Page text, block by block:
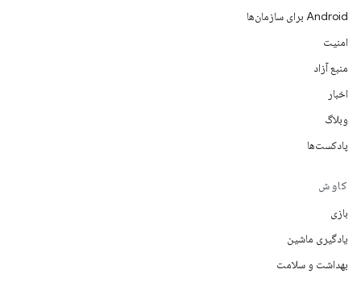
Android برای سازمان‌ها
امنیت
منبع آزاد
اخبار
وبلاگ
پادکست‌ها
کاوش
بازی
یادگیری ماشین
بهداشت و سلامت